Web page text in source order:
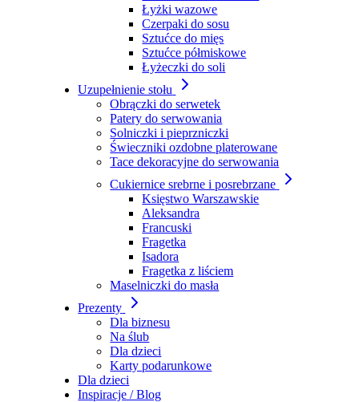
Łyżki wazowe
Czerpaki do sosu
Sztućce do mięs
Sztućce półmiskowe
Łyżeczki do soli
Uzupełnienie stołu
Obrączki do serwetek
Patery do serwowania
Solniczki i pieprzniczki
Świeczniki ozdobne platerowane
Tace dekoracyjne do serwowania
Cukiernice srebrne i posrebrzane
Księstwo Warszawskie
Aleksandra
Francuski
Fragetka
Isadora
Fragetka z liściem
Maselniczki do masła
Prezenty
Dla biznesu
Na ślub
Dla dzieci
Karty podarunkowe
Dla dzieci
Inspiracje / Blog